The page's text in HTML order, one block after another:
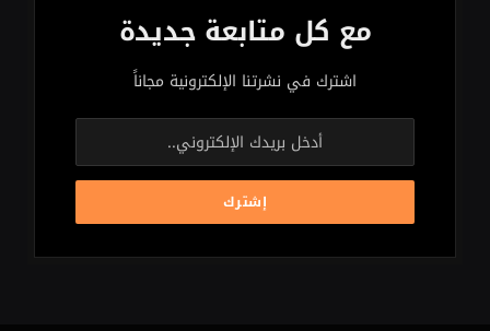
مع كل متابعة جديدة
اشترك في نشرتنا الإلكترونية مجاناً